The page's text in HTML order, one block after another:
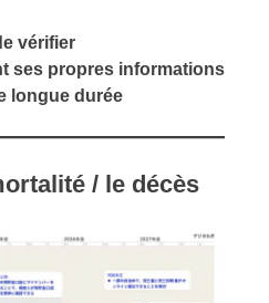
vérifier
ses propres informations
longue durée
/ le décès